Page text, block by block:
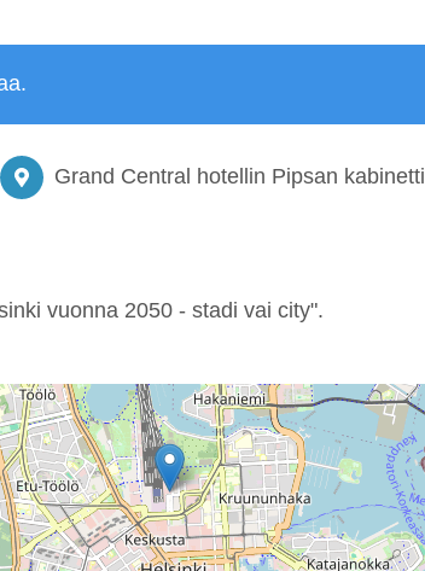
Grand Central hotellin Pipsan kabinetti
vuonna 2050 - stadi vai city".